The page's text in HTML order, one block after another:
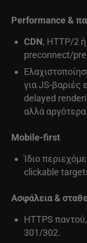
Performance &
CDN, HTTP/2
preconnect/
για JS-
delayed
αλλά αργότερα.
Mobile-first
Ίδιο
clickable
Ασφάλεια &
HTTPS
301/302.